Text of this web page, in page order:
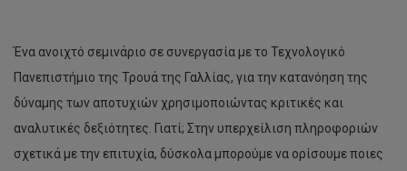
Ένα ανοιχτό σεμινάριο σε συνεργασία με το Τεχνολογικό
Πανεπιστήμιο της Τρουά της Γαλλίας, για την κατανόηση της
δύναμης των αποτυχιών χρησιμοποιώντας κριτικές και
αναλυτικές δεξιότητες. Γιατί; Στην υπερχείλιση πληροφοριών
σχετικά με την επιτυχία, δύσκολα μπορούμε να ορίσουμε ποιες